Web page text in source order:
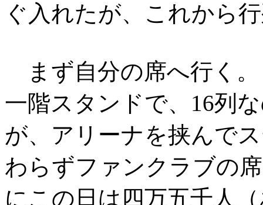
ぐ入れたが、これから
まず自分の席へ行く。
一階スタンドで、16列
が、アリーナを挟んで
わらずファンクラブの
にこの日は四万五千人